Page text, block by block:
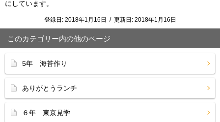
にしています。
登録日: 2018年1月16日 / 更新日: 2018年1月16日
このカテゴリー内の他のページ
5年 海苔作り
ありがとうランチ
６年 東京見学